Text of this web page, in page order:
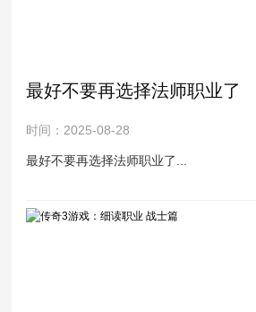
最好不要再选择法师职业了
时间：2025-08-28
最好不要再选择法师职业了...